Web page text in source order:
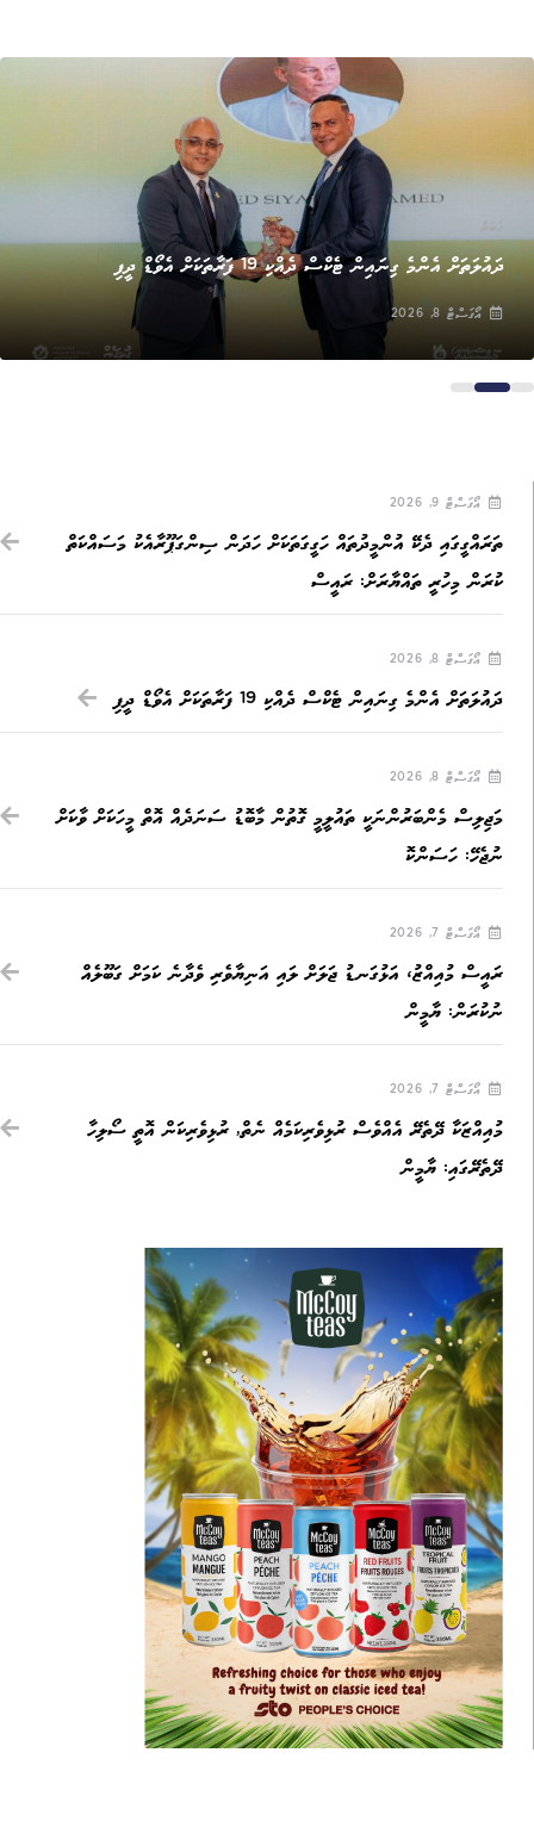
ދައުލަތަށް އެންމެ ގިނައިން ޓެކްސް ދެއްކި 19 ފަރާތަކަށް އެވޯޑް ދީފި
އޯގަސްޓް 8, 2026
އޯގަސްޓް 9, 2026
ތަރައްގީގައި ދެކޭ އުންމީދުތައް ހަގީގަތަކަށް ހަދަން ސިންގަޕޫރާއެކު މަސައްކަތް
ކުރަން މިހުރީ ތައްޔާރަށް: ރައީސް
އޯގަސްޓް 8, 2026
ދައުލަތަށް އެންމެ ގިނައިން ޓެކްސް ދެއްކި 19 ފަރާތަކަށް އެވޯޑް ދީފި
އޯގަސްޓް 8, 2026
މަޖިލިސް މެންބަރުންނަކީ ތައުލީމީ ގޮތުން މާބޮޑު ސަނަދެއް އޮތް މީހަކަށް ވާކަށް
ނުޖެހޭ: ހަސަންކޮ
އޯގަސްޓް 7, 2026
ރައީސް މުއިއްޒު، އަޅުގަނޑު ޖަލަށް ލައި އަނިޔާވެރި ވެދާނެ ކަމަށް ގަބޫލެއް
ނުކުރަން: ޔާމީން
އޯގަސްޓް 7, 2026
މުއިއްޒަކާ ދޭތެރޭ އެއްވެސް ރުޅިވެރިކަމެއް ނެތް, ރުޅިވެރިކަން އޮތީ ސޯލިހާ
ދޭތެރޭގައި: ޔާމީން